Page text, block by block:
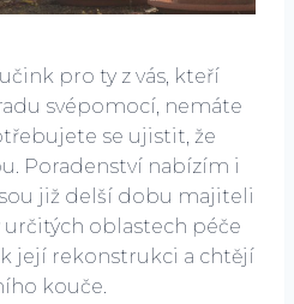
pro ty z vás, kteří
svépomocí, nemáte
se ujistit, že
Poradenství nabízím i
již delší dobu majiteli
určitých oblastech péče
její rekonstrukci a chtějí
kouče.